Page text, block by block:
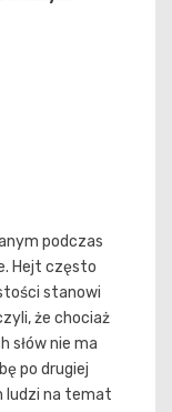
podczas
Hejt często
stanowi
że chociaż
słów nie ma
po drugiej
ludzi na temat